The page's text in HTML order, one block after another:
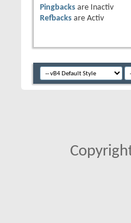
Pingbacks are
Inactiv
Refbacks are Activ